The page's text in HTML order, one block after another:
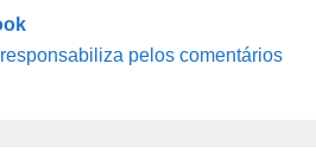
pelos comentários